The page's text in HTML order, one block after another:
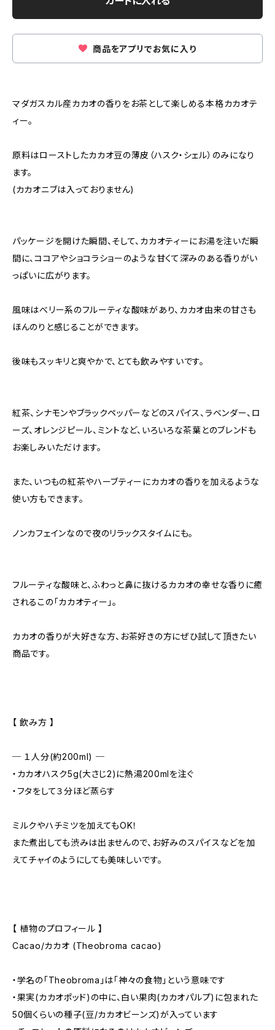
商品をアプリでお気に入り
マダガスカル産カカオの香りをお茶として楽しめる本格カカオテ
ィー。
原料はローストしたカカオ豆の薄皮（ハスク・シェル）のみになり
ます。
(カカオニブは入っておりません)
パッケージを開けた瞬間、そして、カカオティーにお湯を注いだ瞬
間に、ココアやショコラショーのような甘くて深みのある香りがい
っぱいに広がります。
風味はべリー系のフルーティな酸味があり、カカオ由来の甘さも
ほんのりと感じることができます。
後味もスッキリと爽やかで、とても飲みやすいです。
紅茶、シナモンやブラックペッパーなどのスパイス、ラベンダー、ロ
ーズ、オレンジピール、ミントなど、いろいろな茶葉とのブレンドも
お楽しみいただけます。
また、いつもの紅茶やハーブティーにカカオの香りを加えるような
使い方もできます。
ノンカフェインなので夜のリラックスタイムにも。
フルーティな酸味と、ふわっと鼻に抜けるカカオの幸せな香りに癒
されるこの「カカオティー」。
カカオの香りが大好きな方、お茶好きの方にぜひ試して頂きたい
商品です。
【 飲み方 】
─ １人分(約200ml) ─
・カカオハスク5g(大さじ2)に熱湯200mlを注ぐ
・フタをして３分ほど蒸らす
ミルクやハチミツを加えてもOK！
また煮出しても渋みは出ませんので、お好みのスパイスなどを加
えてチャイのようにしても美味しいです。
【 植物のプロフィール 】
Cacao/カカオ (Theobroma cacao)
・学名の「Theobroma」は「神々の食物」という意味です
・果実(カカオポッド)の中に、白い果肉(カカオパルプ)に包まれた
50個くらいの種子(豆/カカオビーンズ)が入っています